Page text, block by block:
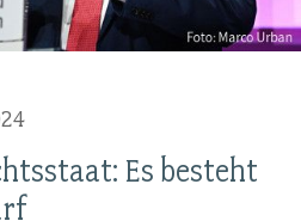
Es besteht